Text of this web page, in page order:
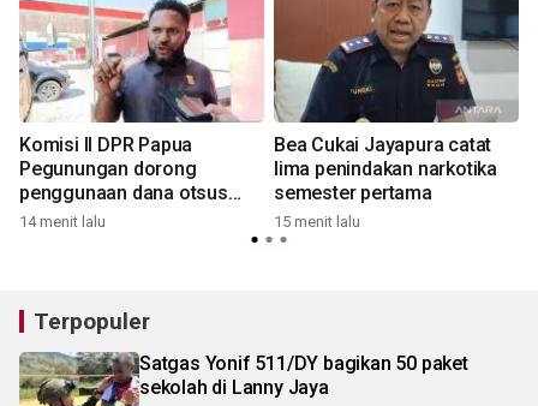
Komisi II DPR Papua
Pegunungan dorong
penggunaan dana otsus
relokasi rumah warga
14 menit lalu
Bea Cukai Jayapura catat
lima penindakan narkotika
semester pertama
15 menit lalu
Terpopuler
Satgas Yonif 511/DY bagikan 50 paket
sekolah di Lanny Jaya